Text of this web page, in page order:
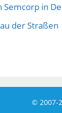
in
der Straßen
© 2007-